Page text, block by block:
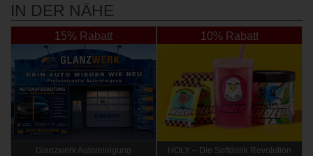
IN DER NÄHE
15% Rabatt
Glanzwerk Autoreinigung
10% Rabatt
HOLY – Die Softdrink Revolution